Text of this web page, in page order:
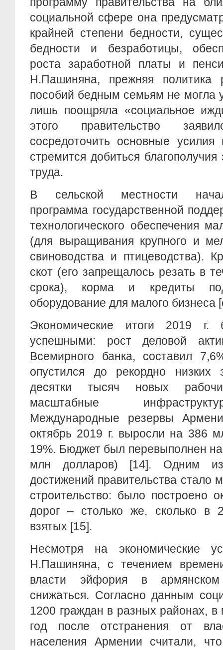
социальной сфере она
крайней степени бедности,
бедности и безработицы,
роста заработной платы и
Н.Пашиняна, прежняя политика
пособий бедным семьям не могла
лишь поощряла «социальное
этого правительство
сосредоточить основные
стремится добиться благополучия
труда.
В сельской местности
программа государственной
технологического обеспечения
(для выращивания крупного и
свиноводства и птицеводства).
скот (его запрещалось резать в
срока), корма и кредиты
оборудование для малого бизнеса
Экономические итоги 2019
успешными: рост деловой
Всемирного банка, составил
опустился до рекордно низких
десятки тысяч новых
масштабные
Международные резервы
октябрь 2019 г. выросли на 386
19%. Бюджет был перевыполнен
млн долларов) [14]. Одним
достижений правительства стало
строительство: было построено
дорог – столько же, сколько в
взятых [15].
Несмотря на экономические
Н.Пашиняна, с течением
власти эйфория в
снижаться. Согласно данным
1200 граждан в разных районах, в
год после отстранения от
населения Армении считали,